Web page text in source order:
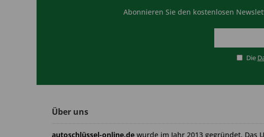
Abonnieren Sie den kostenlosen
Die
Über uns
autoschlüssel-online.de wurde im Jahr 2013 gegründet. Das